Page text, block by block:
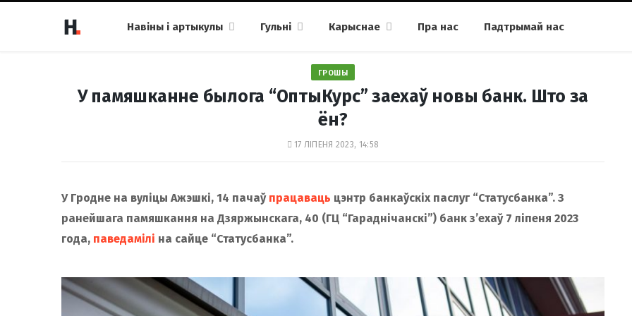
Навіны і артыкулы Гульні Карыснае Пра нас Падтрымай нас
ГРОШЫ
У памяшканне былога “ОптыКурс” заехаў новы банк. Што за
ён?
17 ЛІПЕНЯ 2023, 14:58
У Гродне на вуліцы Ажэшкі, 14 пачаў працаваць цэнтр банкаўскіх паслуг “Статусбанка”. З
ранейшага памяшкання на Дзяржынскага, 40 (ГЦ “Гараднічанскі”) банк з’ехаў 7 ліпеня 2023
года, паведамілі на сайце “Статусбанка”.